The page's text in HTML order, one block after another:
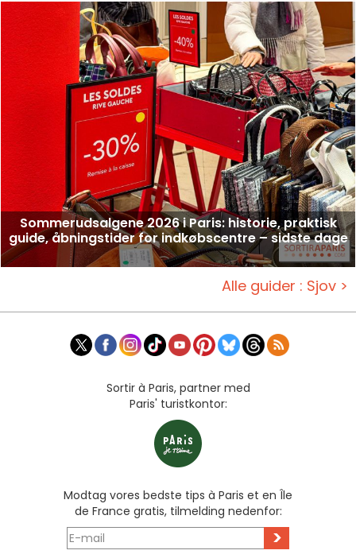
Sommerudsalgene 2026 i Paris: historie, praktisk
guide, åbningstider for indkøbscentre – sidste dage
Alle guider : Sjov >
Sortir à Paris, partner med
Paris' turistkontor:
Modtag vores bedste tips à Paris et en Île
de France gratis, tilmelding nedenfor:
>